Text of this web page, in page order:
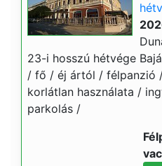
23-i hosszú hétvége
/ fő / éj ártól / félpanzió
korlátlan használata /
parkolás /